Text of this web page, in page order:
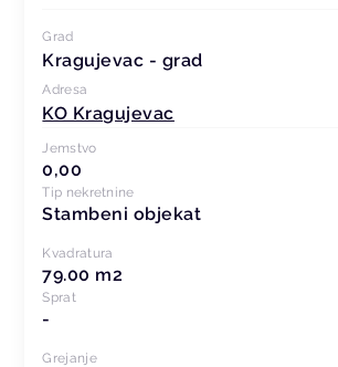
Grad
Kragujevac - grad
Adresa
KO Kragujevac
Jemstvo
0,00
Tip nekretnine
Stambeni objekat
Kvadratura
79.00 m2
Sprat
-
Grejanje